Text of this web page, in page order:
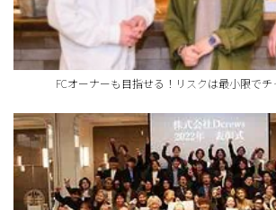
FCオーナーも目指せる！リスクは最小限で